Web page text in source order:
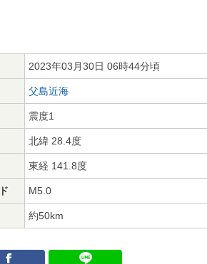
2023年03月30日 06時44分頃
父島近海
震度1
北緯 28.4度
東経 141.8度
M5.0
約50km